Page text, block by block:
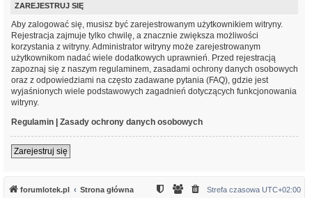
ZAREJESTRUJ SIĘ
Aby zalogować się, musisz być zarejestrowanym użytkownikiem witryny.
Rejestracja zajmuje tylko chwilę, a znacznie zwiększa możliwości
korzystania z witryny. Administrator witryny może zarejestrowanym
użytkownikom nadać wiele dodatkowych uprawnień. Przed rejestracją
zapoznaj się z naszym regulaminem, zasadami ochrony danych osobowych
oraz z odpowiedziami na często zadawane pytania (FAQ), gdzie jest
wyjaśnionych wiele podstawowych zagadnień dotyczących funkcjonowania
witryny.
Regulamin
Zasady ochrony danych osobowych
Zarejestruj się
forumlotek.pl Strona główna Strefa czasowa UTC+02:00